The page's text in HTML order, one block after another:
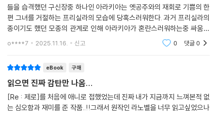
들을 습격했던 구신장중 하나인 아라키아는 옛공주와의 재회로 기쁨의 한
편 그녀를 거절하는 프리실라의 모습에 당혹스러워한다. 과거 프리실라의
종이기도 했던 모종의 관계로 인해 아라키아가 혼란스러워하는중 싸움끝
에 붙잡혀버리지만 이내 토드 일행의 손에 이끌려 탈출한다. 아라키아와의
o****7 2025.11.16. 신고 0 댓글0
eBook 구매
읽으면 진짜 감탄만 나옴...
[Re : 제로]를 처음에 애니로 접했었는데 진짜 내가 지금까지 느껴본적 없
는 심오함과 재미를 준 작품..!!그래서 원작인 라노벨을 너무 읽고싶었으나